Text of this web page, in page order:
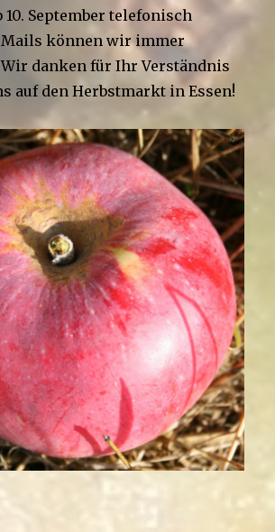
10. September telefonisch
Mails können wir immer
danken für Ihr Verständnis
auf den Herbstmarkt in Essen!